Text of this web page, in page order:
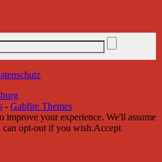
- Gabfire Themes
improve your experience. We'll assume
opt-out if you wish.Accept